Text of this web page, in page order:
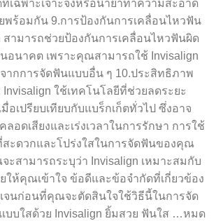
เฉพาะเจาะจงหรือน้ำยาทำความสะอาด
ร้อมกัน 9.การป้องกันการเคลื่อนไหวฟัน
สามารถช่วยป้องกันการเคลื่อนไหวฟันผิด
อนาคต เพราะคุณสามารถใช้ Invisalign
ากการจัดฟันแบบอื่น ๆ 10.ประสิทธิภาพ
Invisalign ใช้เทคโนโลยีที่ช่วยลดระยะ
อเปรียบเทียบกับแบร็กเก็ตทั่วไป ซึ่งอาจ
อดเสียงและเร่งเวลาในการรักษา การใช้
สะดวกและโปร่งใสในการจัดฟันของคุณ
สามารถระบุว่า Invisalign เหมาะสมกับ
ห้คุณเข้าใจ ข้อดีและข้อจำกัดที่เกี่ยวข้อง
จนก่อนที่คุณจะตัดสินใจใช้วิธีนี้ในการจัด
บใสด้วย Invisalign ยิ้มสวย ฟันใส …หมด